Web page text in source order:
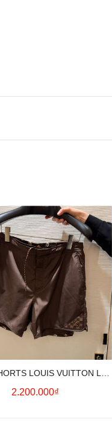
LOUIS VUITTON LV
SWIMWEAR (BROWN)
2.200.000₫